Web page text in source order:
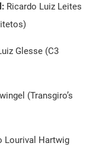
Ricardo Luiz Leites
Glesse (C3
(Transgiro’s
Lourival Hartwig